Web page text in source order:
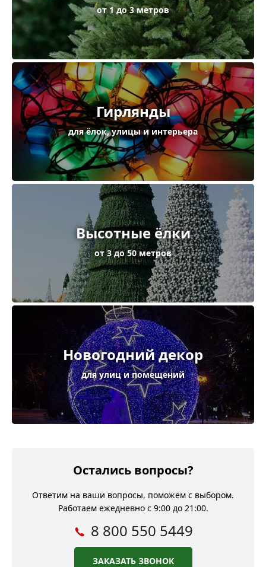
от 1 до 3 метров
Гирлянды
для ёлок, улицы и интерьера
Высотные ёлки
от 3 до 50 метров
Новогодний декор
для улиц и помещений
Остались вопросы?
Ответим на ваши вопросы, поможем с выбором.
Работаем ежедневно с 9:00 до 21:00.
8 800 550 5449
ЗАКАЗАТЬ ЗВОНОК